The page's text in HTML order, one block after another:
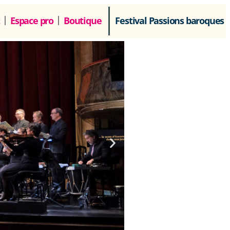
Espace pro Boutique Festival Passions baroques